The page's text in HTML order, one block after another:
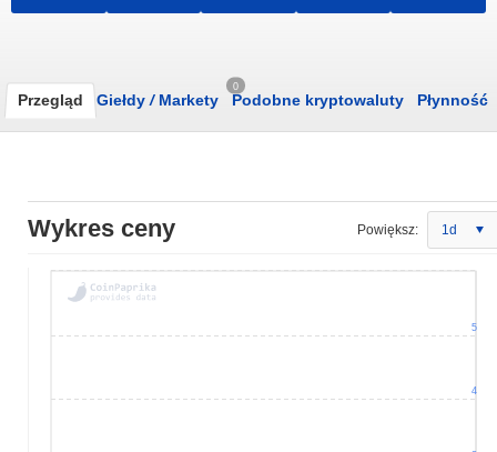
Przegląd Giełdy /Markety
0
Podobne kryptowaluty Płynność
Wykres ceny Powiększ: 1d
4
5